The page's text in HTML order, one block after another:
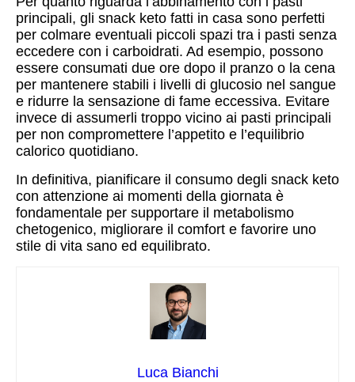
principali, gli snack keto fatti in casa sono perfetti
per colmare eventuali piccoli spazi tra i pasti senza
eccedere con i carboidrati. Ad esempio, possono
essere consumati due ore dopo il pranzo o la cena
per mantenere stabili i livelli di glucosio nel sangue
e ridurre la sensazione di fame eccessiva. Evitare
invece di assumerli troppo vicino ai pasti principali
per non compromettere l’appetito e l’equilibrio
calorico quotidiano.
In definitiva, pianificare il consumo degli snack keto
con attenzione ai momenti della giornata è
fondamentale per supportare il metabolismo
chetogenico, migliorare il comfort e favorire uno
stile di vita sano ed equilibrato.
Luca Bianchi